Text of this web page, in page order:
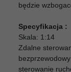
będzie
Specyfikacja :
Skala: 1:14
Zdalne
sterowanie